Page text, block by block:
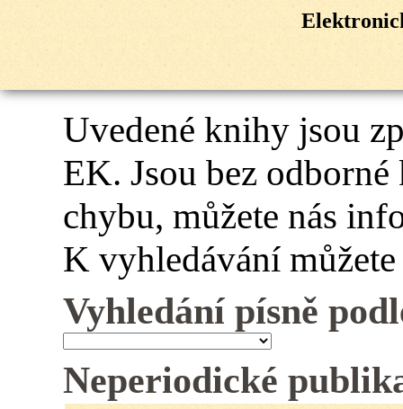
Uvedené knihy jsou
EK. Jsou bez
chybu, můžete nás
K vyhledávání
Vyhledání písně
Neperiodické